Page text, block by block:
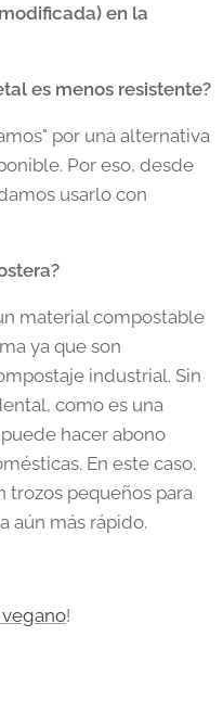
en la
es menos resistente?
por una alternativa
Por eso, desde
usarlo con
material compostable
ya que son
industrial. Sin
como es una
hacer abono
En este caso,
pequeños para
aún más rápido.
!